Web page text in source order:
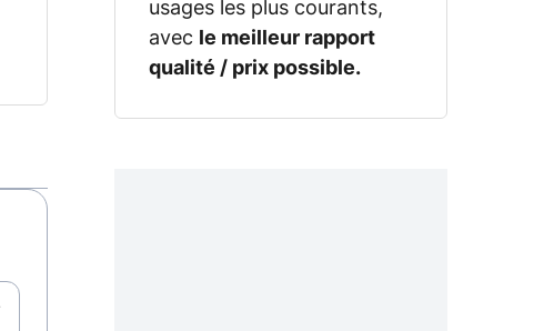
usages les plus courants,
avec
le meilleur rapport
qualité / prix possible.